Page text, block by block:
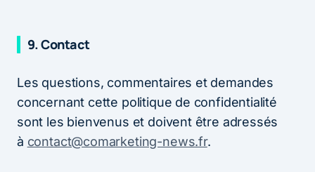
9. Contact
Les questions, commentaires et demandes
concernant cette politique de confidentialité
sont les bienvenus et doivent être adressés
à contact@comarketing-news.fr.